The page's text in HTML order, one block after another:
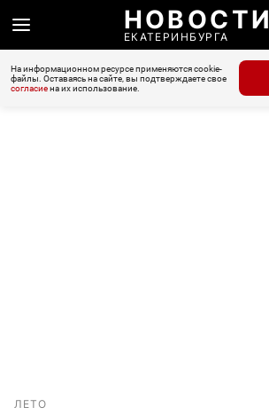
НОВОСТИ
ЕКАТЕРИНБУРГА
На информационном ресурсе применяются cookie-
файлы. Оставаясь на сайте, вы подтверждаете свое
согласиена их использование.
ЛЕТО